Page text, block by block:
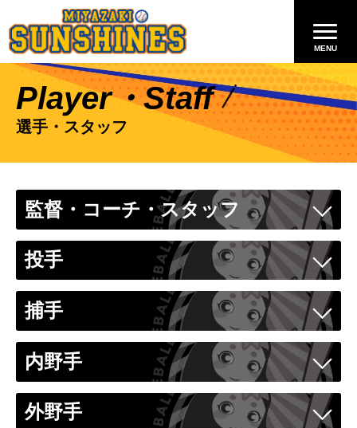
Player・Staff
選手・スタッフ
監督・コーチ・スタッフ
投手
捕手
内野手
外野手